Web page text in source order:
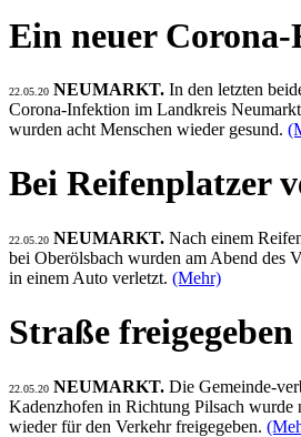
Ein neuer
22.05.20 NEUMARKT. In den letzten
Corona-Infektion im Landkreis
wurden acht Menschen wieder gesund.
Bei Reifenplatzer
22.05.20 NEUMARKT. Nach einem
bei Oberölsbach wurden am Abend des
in einem Auto verletzt. (Mehr)
Straße freigegeben
22.05.20 NEUMARKT. Die Gemeinde-
Kadenzhofen in Richtung Pilsach wurde
wieder für den Verkehr freigegeben.